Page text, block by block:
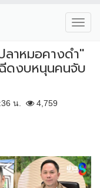
าหมอคางดำ"
ดงบหนุนคนจับ
น. 4,759